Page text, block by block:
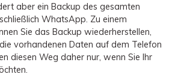
aber ein Backup des gesamten
WhatsApp. Zu einem
Sie das Backup wiederherstellen,
vorhandenen Daten auf dem Telefon
diesen Weg daher nur, wenn Sie Ihr